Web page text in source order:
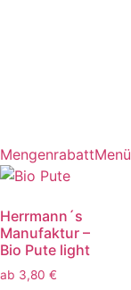
MengenrabattMenü
Herrmann´s
Manufaktur –
Bio Pute light
ab 3,80 €